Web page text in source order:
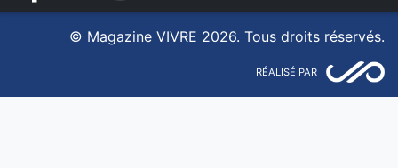
© Magazine VIVRE 2026. Tous droits réservés.
RÉALISÉ PAR